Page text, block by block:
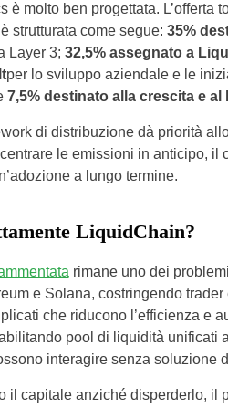
è molto ben progettata. L’offerta
strutturata come segue: 35%
Layer 3; 32,5% assegnato a
per lo sviluppo aziendale e le
7,5% destinato alla crescita e
di distribuzione dà priorità
le emissioni in anticipo,
a lungo termine.
LiquidChain?
rimane uno dei
e Solana, costringendo
che riducono l’efficienza e
pool di liquidità unificati
interagire senza soluzione
il capitale anziché disperderlo, il